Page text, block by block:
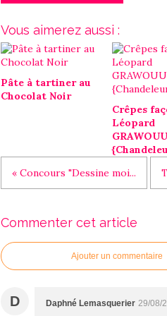
Vous aimerez aussi :
Pâte à tartiner au
Chocolat Noir
Crêpes
Léopard
« Concours "Dessine moi...
Commenter cet article
Ajouter un commentaire
D Daphné Lemasquerier 29/08/